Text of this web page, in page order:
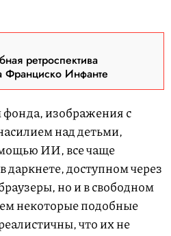
ретроспектива
Франциско Инфанте
изображения с
над детьми,
ИИ, все чаще
даркнете, доступном через
но и в свободном
некоторые подобные
что их не